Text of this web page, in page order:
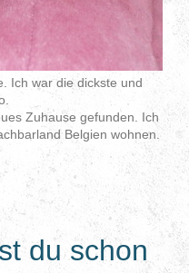
Ich war die dickste und
Zuhause gefunden. Ich
Belgien wohnen.
du schon